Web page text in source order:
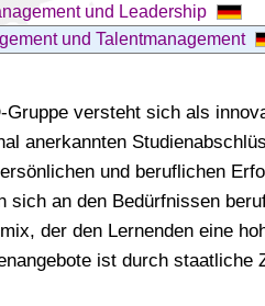
und Leadership
und Talentmanagement
Gruppe versteht sich als
anerkannten
und beruflichen
sich an den Bedürfnissen
der den Lernenden eine
ist durch staatliche